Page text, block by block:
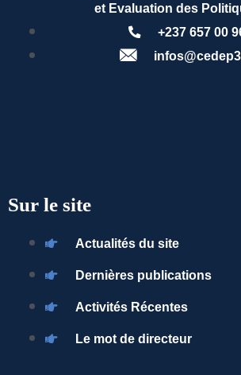
et Evaluation des
+237 657 00
Sur le site
Actualités du site
Dernières publications
Activités Récentes
Le mot de directeur